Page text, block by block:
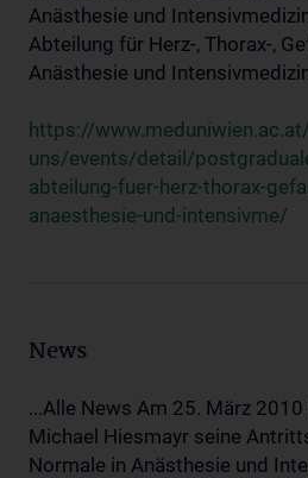
Anästhesie und
Abteilung für Herz-, Thorax-,
Anästhesie und
https://
uns/events/detail/
abteilung-fuer-herz-thorax-
anaesthesie-und-intensivme/
News
...Alle News Am 25. März 2010
Michael Hiesmayr seine
Normale in Anästhesie und